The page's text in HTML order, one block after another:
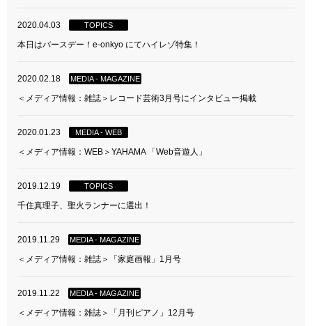
2020.04.03 TOPICS
本日はバースデー！e-onkyo にてハイレゾ特集！
2020.02.18 MEDIA - MAGAZINE
＜メディア情報：雑誌＞レコード芸術3月号にインタビュー掲載
2020.01.23 MEDIA - WEB
＜メディア情報：WEB＞YAHAMA 「Web音遊人」
2019.12.19 TOPICS
千住真理子、聖火ランナーに選出！
2019.11.29 MEDIA - MAGAZINE
＜メディア情報：雑誌＞「家庭画報」1月号
2019.11.22 MEDIA - MAGAZINE
＜メディア情報：雑誌＞「月刊ピアノ」12月号